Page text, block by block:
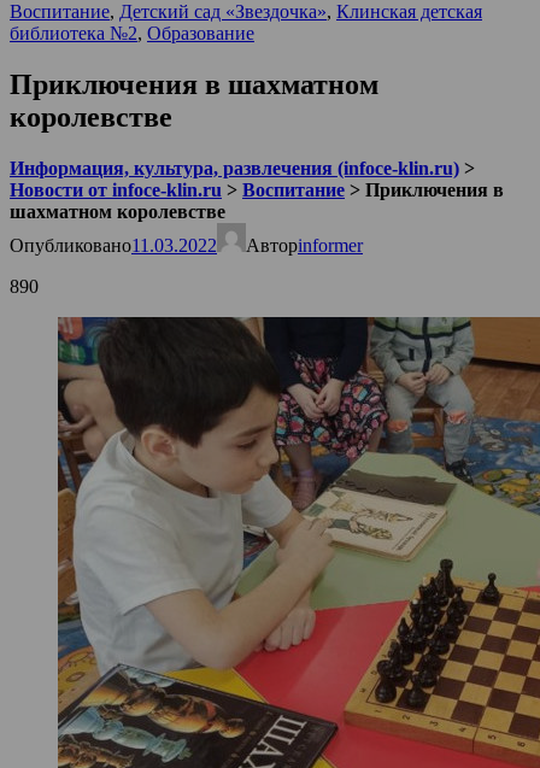
Воспитание, Детский сад «Звездочка», Клинская детская
библиотека №2, Образование
Приключения в шахматном
королевстве
Информация, культура, развлечения (infoce-klin.ru) >
Новости от infoce-klin.ru > Воспитание > Приключения в
шахматном королевстве
Опубликовано11.03.2022 Авторinformer
890